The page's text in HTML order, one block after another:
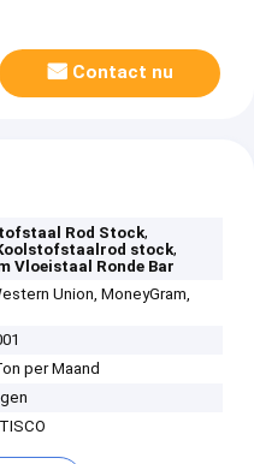
Contact nu
Rod Stock,
stock,
Vloeistaal Ronde Bar
Union, MoneyGram,
per Maand